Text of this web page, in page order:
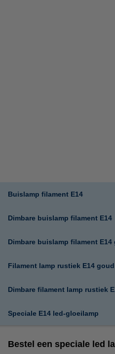
Buislamp filament E14
Dimbare buislamp filament E14
Dimbare buislamp filament E14
Filament lamp rustiek E14 goud
Dimbare filament lamp rustiek
Speciale E14 led-gloeilamp
Bestel een speciale led